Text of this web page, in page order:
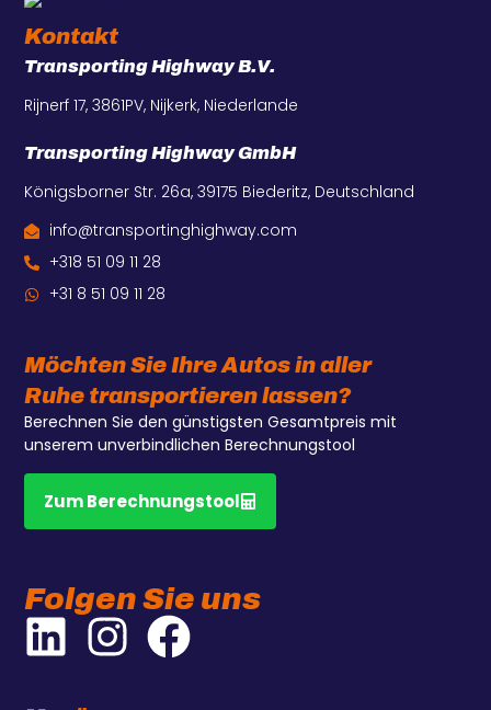
Kontakt
Transporting Highway B.V.
Rijnerf 17, 3861PV, Nijkerk, Niederlande
Transporting Highway GmbH
Königsborner Str. 26a, 39175 Biederitz, Deutschland
info@transportinghighway.com
+318 51 09 11 28
+31 8 51 09 11 28
Möchten Sie Ihre Autos in aller
Ruhe transportieren lassen?
Berechnen Sie den günstigsten Gesamtpreis mit
unserem unverbindlichen Berechnungstool
Zum Berechnungstool
Folgen Sie uns